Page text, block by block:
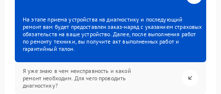
На этапе приема устройства на диагностику и последующий
ремонт вам будет предоставлен заказ-наряд с указанием страховых
обязательств на ваше устройство. Далее, после выполнения работ
по ремонту техники, вы получите акт выполненных работ и
гарантийный талон.
Я уже знаю в чем неисправность и какой
ремонт необходим. Для чего проводить
диагностику?